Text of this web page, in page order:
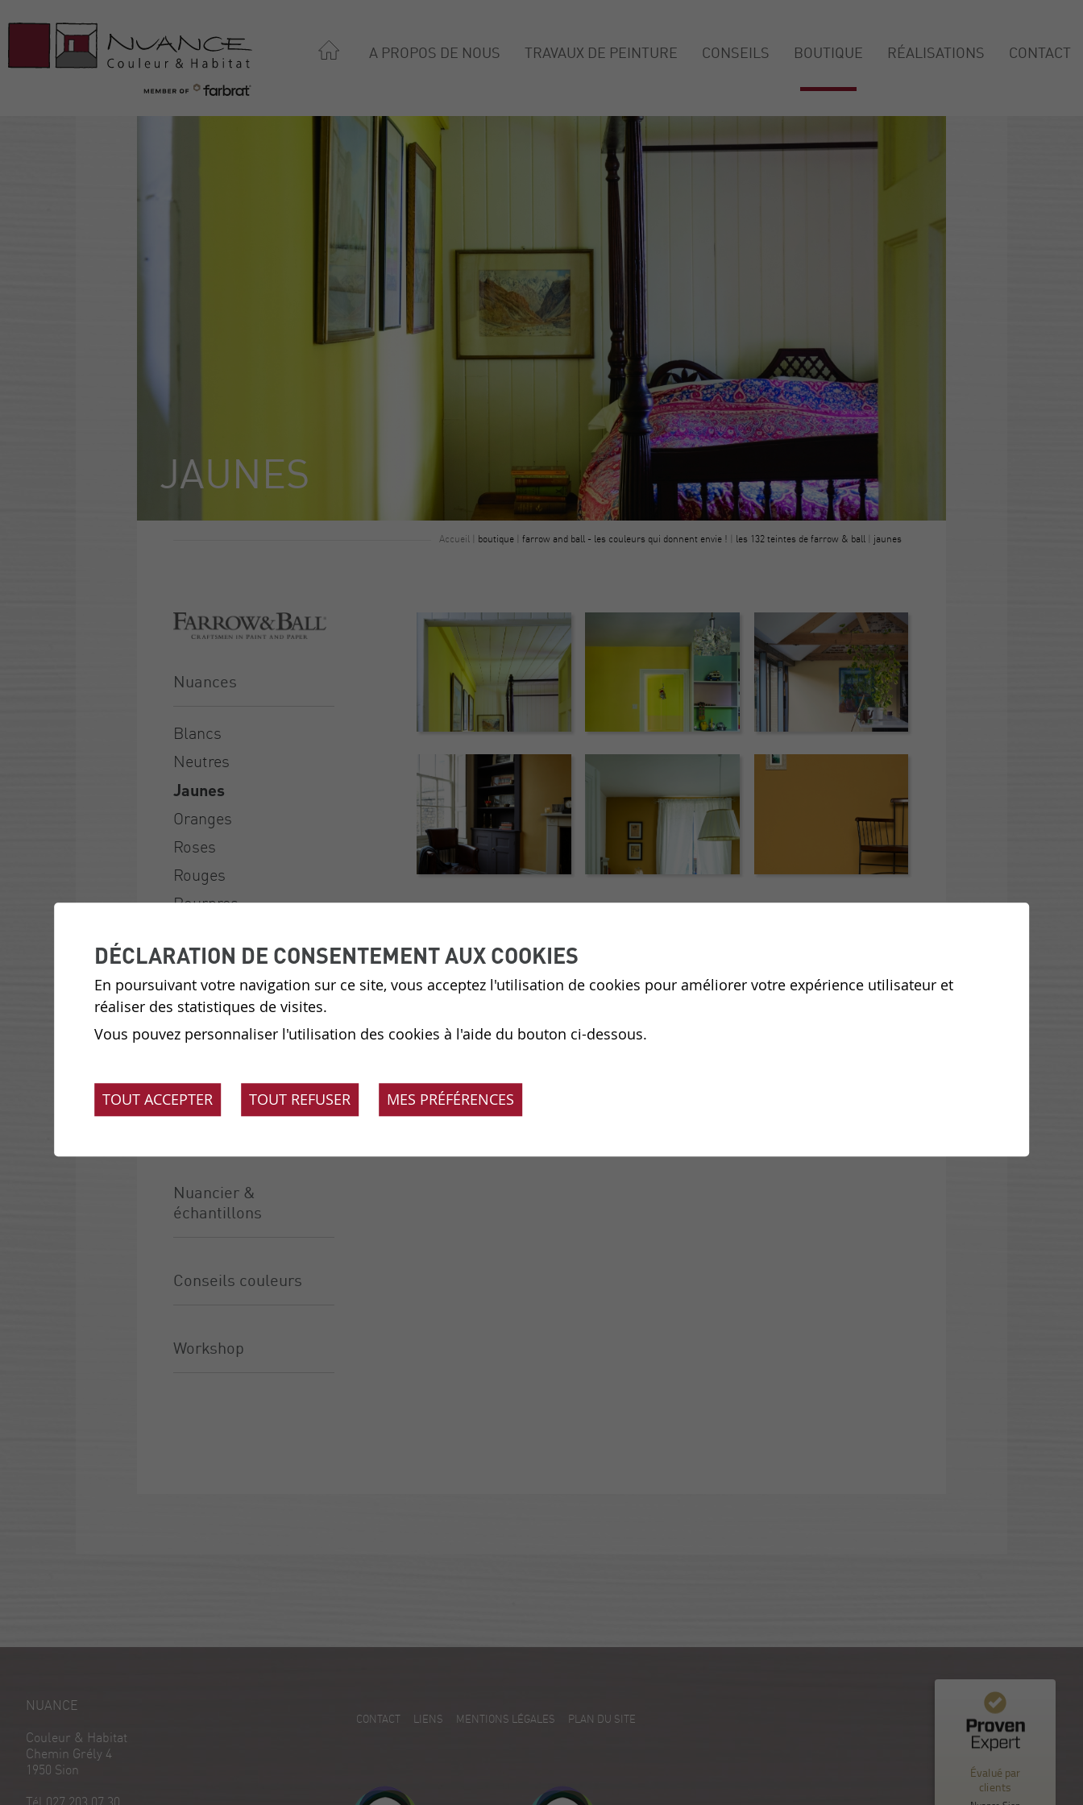
A PROPOS DE NOUS TRAVAUX DE PEINTURE CONSEILS BOUTIQUE RÉALISATIONS CONTACT
JAUNES
Accueil boutique farrow and ball - les couleurs qui donnent envie ! les 132 teintes de farrow & ball jaunes
Nuances
Blancs
Neutres
Jaunes
Oranges
Roses
Rouges
Pourpres
Vertes
Marrons
Gris
Noirs
Finitions &
Nuancier &
échantillons
Conseils couleurs
Workshop
Évalué par
clients
Commentaires et expériences des clients pour
100
%
Recommandé sur
CONTACT LIENS MENTIONS LÉGALES PLAN DU SITE
NUANCE
Couleur & Habitat
Chemin Grély 4
1950 Sion
Tél 027 203 07 30
DÉCLARATION DE CONSENTEMENT AUX COOKIES
En poursuivant votre navigation sur ce site, vous acceptez l'utilisation de cookies pour améliorer votre expérience utilisateur et
réaliser des statistiques de visites.
Vous pouvez personnaliser l'utilisation des cookies à l'aide du bouton ci-dessous.
TOUT ACCEPTER TOUT REFUSER MES PRÉFÉRENCES